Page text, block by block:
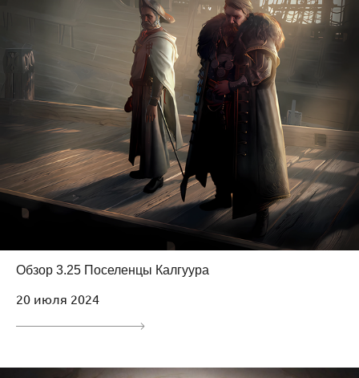
Обзор 3.25 Поселенцы Калгуура
20 июля 2024